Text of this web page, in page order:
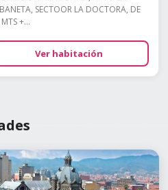
SECTOOR LA DOCTORA, DE
+...
Ver habitación